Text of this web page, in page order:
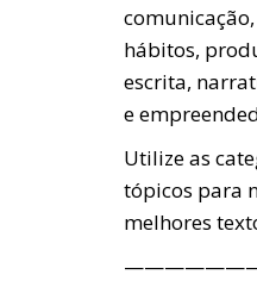
hábitos,
escrita,
e
Utilize as
tópicos para
melhores